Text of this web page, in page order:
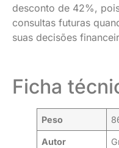
desconto de 42%,
consultas futuras
suas decisões
Ficha
Peso
Autor